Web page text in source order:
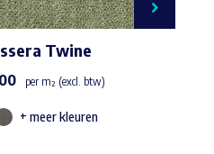
Twine
per m² (excl. btw)
Dit
+ meer kleuren